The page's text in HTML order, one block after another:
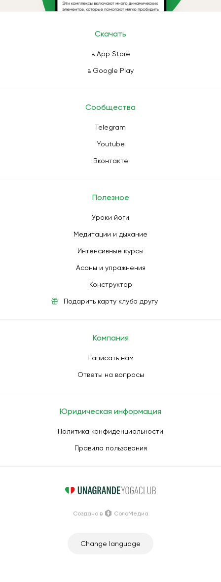
Скачать
в App Store
в Google Play
Сообщества
Telegram
Youtube
Вконтакте
Полезное
Уроки йоги
Медитации и дыхание
Интенсивные курсы
Асаны и упражнения
Конструктор
Подарить карту клуба другу
Компания
Написать нам
Ответы на вопросы
Юридическая информация
Политика конфиденциальности
Правила пользования
Change language
Создано в СолоМедиа